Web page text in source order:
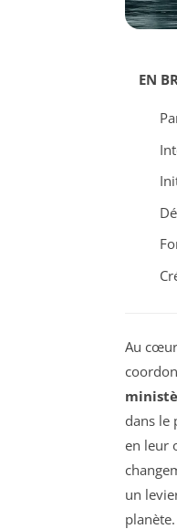
EN
Au
dans le
en leur
un
planète.